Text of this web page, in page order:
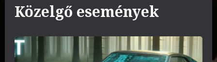
Közelgő események